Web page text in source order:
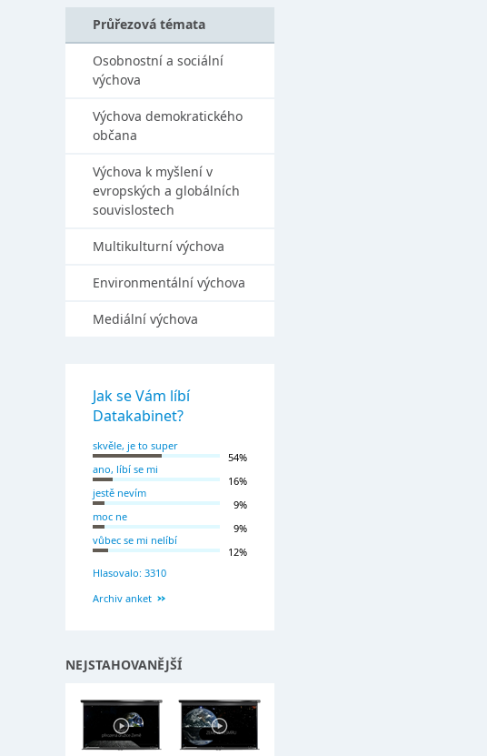
Průřezová témata
Osobnostní a sociální
výchova
Výchova demokratického
občana
Výchova k myšlení v
evropských a globálních
souvislostech
Multikulturní výchova
Environmentální výchova
Mediální výchova
Jak se Vám líbí
Datakabinet?
skvěle, je to super
54%
ano, líbí se mi
16%
jestě nevím
9%
moc ne
9%
vůbec se mi nelíbí
12%
Hlasovalo: 3310
Archiv anket
NEJSTAHOVANĚJŠÍ